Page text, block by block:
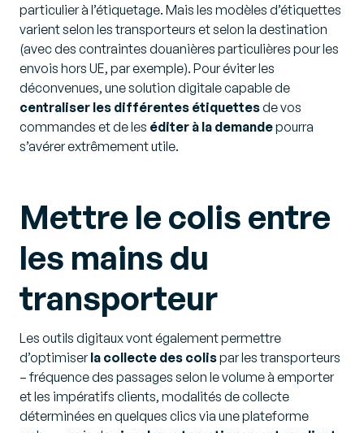
particulier à l’étiquetage. Mais les modèles d’étiquettes
varient selon les transporteurs et selon la destination
(avec des contraintes douanières particulières pour les
envois hors UE, par exemple). Pour éviter les
déconvenues, une solution digitale capable de
centraliser les différentes étiquettesde vos
commandes et de les éditer à la demandepourra
s’avérer extrêmement utile.
Mettre le colis entre
les mains du
transporteur
Les outils digitaux vont également permettre
d’optimiserla collecte des colispar les transporteurs
– fréquence des passages selon le volume à emporter
et les impératifs clients, modalités de collecte
déterminées en quelques clics via une plateforme